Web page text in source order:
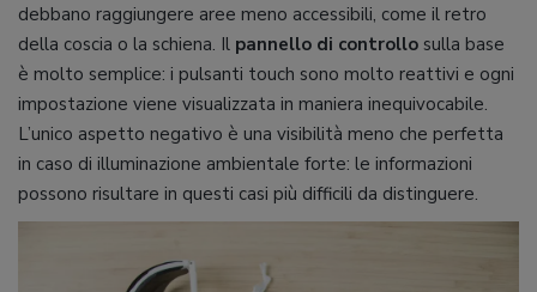
debbano raggiungere aree meno accessibili, come il retro
della coscia o la schiena. Il pannello di controllo sulla base
è molto semplice: i pulsanti touch sono molto reattivi e ogni
impostazione viene visualizzata in maniera inequivocabile.
L’unico aspetto negativo è una visibilità meno che perfetta
in caso di illuminazione ambientale forte: le informazioni
possono risultare in questi casi più difficili da distinguere.